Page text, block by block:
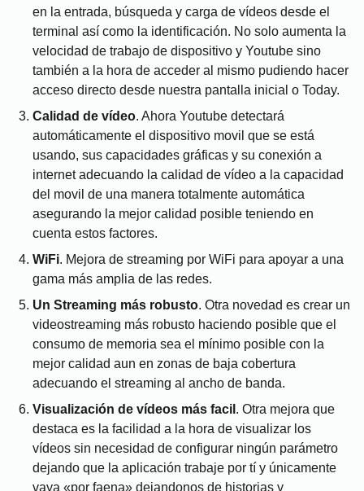
en la entrada, búsqueda y carga de vídeos desde el
terminal así como la identificación. No solo aumenta la
velocidad de trabajo de dispositivo y Youtube sino
también a la hora de acceder al mismo pudiendo hacer
acceso directo desde nuestra pantalla inicial o Today.
Calidad de vídeo. Ahora Youtube detectará
automáticamente el dispositivo movil que se está
usando, sus capacidades gráficas y su conexión a
internet adecuando la calidad de vídeo a la capacidad
del movil de una manera totalmente automática
asegurando la mejor calidad posible teniendo en
cuenta estos factores.
WiFi. Mejora de streaming por WiFi para apoyar a una
gama más amplia de las redes.
Un Streaming más robusto. Otra novedad es crear un
videostreaming más robusto haciendo posible que el
consumo de memoria sea el mínimo posible con la
mejor calidad aun en zonas de baja cobertura
adecuando el streaming al ancho de banda.
Visualización de vídeos más facil . Otra mejora que
destaca es la facilidad a la hora de visualizar los
vídeos sin necesidad de configurar ningún parámetro
dejando que la aplicación trabaje por tí y únicamente
vaya «por faena» dejandonos de historias y